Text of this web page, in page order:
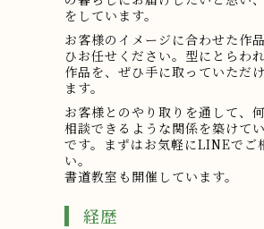
をしています。
お客様のイメージに合わせた作
ひお任せください。型にとらわ
作品を、ぜひ手に取っていただ
ます。
お客様とのやり取りを通して、
相談できるような関係を築けて
です。まずはお気軽にLINEでご
い。
書道教室も開催しています。
経歴